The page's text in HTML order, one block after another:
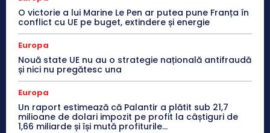
O victorie a lui Marine Le Pen ar putea pune Franța în
conflict cu UE pe buget, extindere și energie
Europa
Nouă state UE nu au o strategie națională antifraudă
și nici nu pregătesc una
Europa
Un raport estimează că Palantir a plătit sub 21,7
milioane de dolari impozit pe profit la câștiguri de
1,66 miliarde și își mută profiturile...